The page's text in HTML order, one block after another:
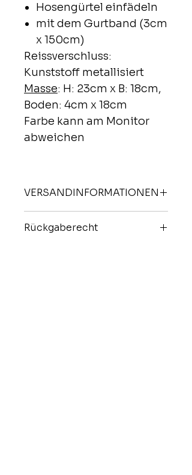
Hosengürtel einfädeln
mit dem Gurtband (3cm
x 150cm)
Reissverschluss:
Kunststoff metallisiert
Masse: H: 23cm x B: 18cm,
Boden: 4cm x 18cm
Farbe kann am Monitor
abweichen
VERSANDINFORMATIONEN
Rückgaberecht